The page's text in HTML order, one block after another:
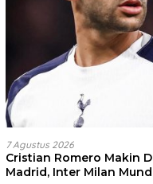
7 Agustus 2026
Cristian Romero Makin
Madrid, Inter Milan